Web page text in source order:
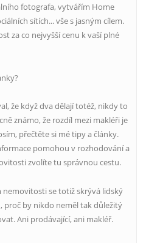
fotografa, vytvářím Home
sítích... vše s jasným cílem.
za co nejvyšší cenu k vaší plné
že když dva dělají totéž, nikdy to
známo, že rozdíl mezi makléři je
přečtěte si mé tipy a články.
pomohou v rozhodování a
zvolíte tu správnou cestu.
nemovitosti se totiž skrývá lidský
proč by nikdo neměl tak důležitý
Ani prodávající, ani makléř.